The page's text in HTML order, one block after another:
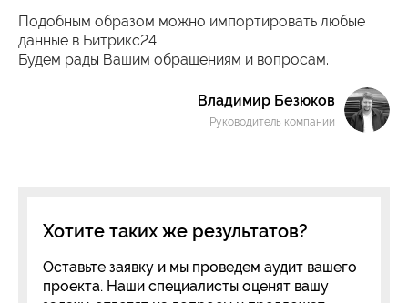
Подобным образом можно импортировать любые
данные в Битрикс24.
Будем рады Вашим обращениям и вопросам.
Владимир Безюков
Руководитель компании
Хотите таких же результатов?
Оставьте заявку и мы проведем аудит вашего
проекта. Наши специалисты оценят вашу